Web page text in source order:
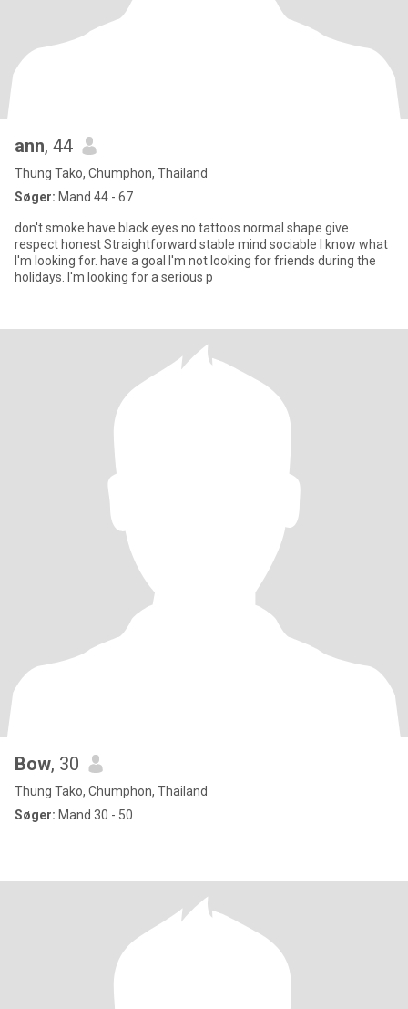
ann, 44
Thung Tako, Chumphon, Thailand
Søger: Mand 44 - 67
don't smoke have black eyes no tattoos normal shape give
respect honest Straightforward stable mind sociable I know what
I'm looking for. have a goal I'm not looking for friends during the
holidays. I'm looking for a serious p
Bow, 30
Thung Tako, Chumphon, Thailand
Søger: Mand 30 - 50